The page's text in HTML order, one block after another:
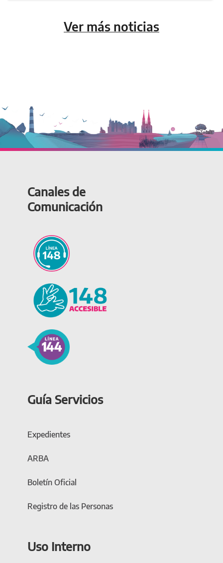
Ver más noticias
Canales de
Comunicación
Guía Servicios
Expedientes
ARBA
Boletín Oficial
Registro de las Personas
Uso Interno